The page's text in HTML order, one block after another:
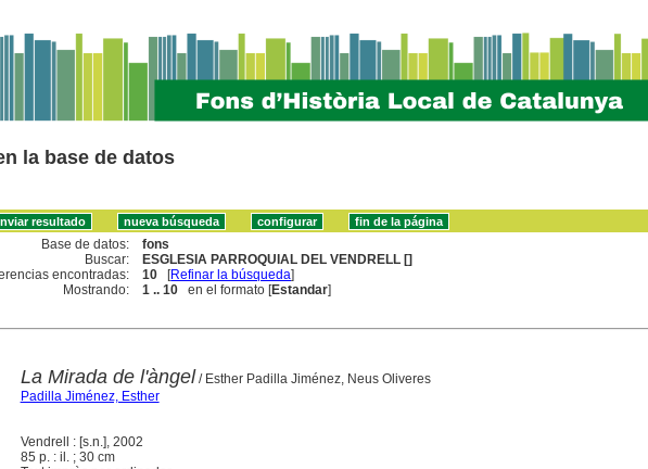
la base de datos
Base de datos:
fons
Buscar:
ESGLESIA PARROQUIAL DEL VENDRELL []
encontradas:
10 [Refinar la búsqueda]
Mostrando:
1 .. 10 en el formato [Estandar]
La Mirada de l'àngel/ Esther Padilla Jiménez, Neus Oliveres
Padilla Jiménez, Esther
Vendrell : [s.n.], 2002
85 p. : il. ; 30 cm